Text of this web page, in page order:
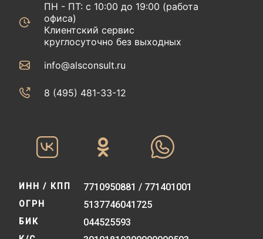
ПН - ПТ: с 10:00 до 19:00 (работа
офиса)
Клиентский сервис
круглосуточно без выходных
info@alsconsult.ru
8 (495) 481-33-12‬‬
ИНН / КПП 7710950881 / 771401001
ОГРН 5137746041725
БИК 044525593